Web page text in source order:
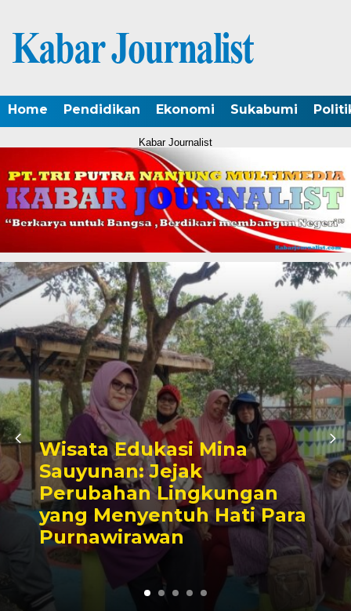
Home Pendidikan Ekonomi Sukabumi
Kabar Journalist
Ketua Komisi III DPRD Kota
Sukabumi Berikan
Dukungan Pokdakan Mina
Sauyunan Kadulawang
Semakin Profesional dan
Sejahtera